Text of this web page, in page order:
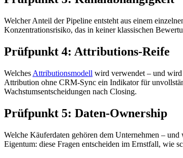
Welcher Anteil der Pipeline entsteht aus einem
Konzentrationsrisiko, das in keiner klassischen
Prüfpunkt 4: Attributions-Reife
Welches Attributionsmodell wird verwendet – und wird
Attribution ohne CRM-Sync ein Indikator für
Wachstumsentscheidungen nach Closing.
Prüfpunkt 5: Daten-Ownership
Welche Käuferdaten gehören dem Unternehmen –
Eigentum: diese Fragen entscheiden im Ernstfall, wie